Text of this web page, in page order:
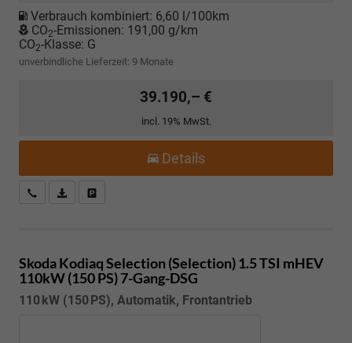
Verbrauch kombiniert: 6,60 l/100km
CO2-Emissionen: 191,00 g/km
CO2-Klasse: G
unverbindliche Lieferzeit: 9 Monate
39.190,– €
incl. 19% MwSt.
Details
Kostenloser Rückruf-Service
PDF-Datei, Fahrzeugexposé drucken
Skoda KodiaqSelection (Selection) 1.5 TSI mHEV
110kW (150 PS) 7-Gang-DSG
110 kW (150 PS), Automatik, Frontantrieb